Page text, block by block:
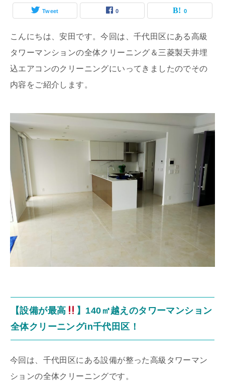
Tweet 0 0
こんにちは、安田です。今回は、千代田区にある高級
タワーマンションの全体クリーニング＆三菱製天井埋
込エアコンのクリーニングにいってきましたのでその
内容をご紹介します。
【設備が最高
】140㎡越えのタワーマンション
全体クリーニングin千代田区！
今回は、千代田区にある設備が整った高級タワーマン
ションの全体クリーニングです。